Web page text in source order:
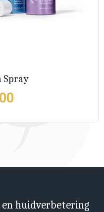
Spray
huidverbetering